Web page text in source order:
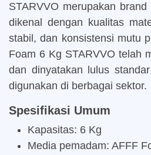
STARVVO merupakan
dikenal dengan kualitas
stabil, dan konsistensi mutu
Foam 6 Kg STARVVO telah
dan dinyatakan lulus
digunakan di berbagai sektor.
Spesifikasi Umum
Kapasitas: 6 Kg
Media pemadam: AFFF